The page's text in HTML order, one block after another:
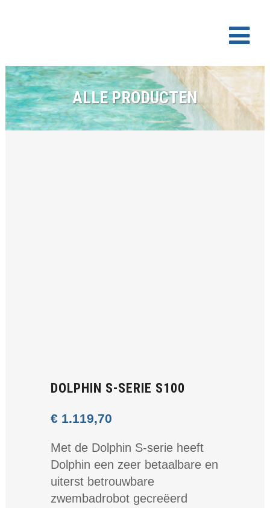
ALLE PRODUCTEN
DOLPHIN S-SERIE S100
€ 1.119,70
Met de Dolphin S-serie heeft
Dolphin een zeer betaalbare en
uiterst betrouwbare
zwembadrobot gecreëerd